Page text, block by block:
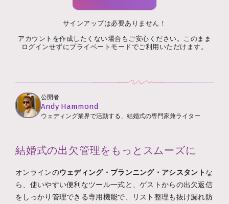
サインアップは必要ありません！
アカウントを作成したくない場合もご安心ください。このまま
ログインせずにプライベートモードでご利用いただけます。
公開者
Andy Hammond
ウェディング業界で活動する、結婚式の専門家兼ライター
結婚式の出欠管理をもっとスムーズに
オンラインのウェディング・プランニング・アシスタントな
ら、使いやすい便利なツール一式と、ゲストからの出欠返信
をしっかり管理できる専用機能で、リスト整理も抜け漏れ防